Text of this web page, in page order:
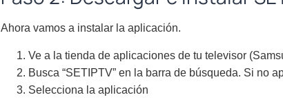
Ahora vamos a instalar la aplicación.
Ve a la tienda de aplicaciones de tu televisor
Busca “SETIPTV” en la barra de búsqueda. Si no
Selecciona la aplicación